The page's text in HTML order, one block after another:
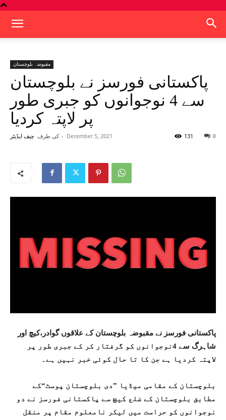
مقبوضہ بلوچستان
پاکستانی فورسز نے بلوچستان
سے 4 نوجوانوں کو جبری طور
پر لاپتہ کردیا
کی طرف چیف ایڈیٹر - December 5, 2021 0
131
پاکستانی فورسز نے مقبوضہ بلوچستان کے علاقوں گوادر،کیچ اور
شاہرگ سے 4نوجوانوں کو گرفتار کر کے جبری طور پر
لاپتہ کردیا ہے جن کا تا حال کوئی خبر نہیں ہے۔
بلوچستان کے مقامی میڈیا ”دی بلوچستان پوسٹ“کے
مطابق بلوچستان کے ضلع کیچ سے پاکستانی فورسز نے دو
نوجوانوں کو حراست میں لیکر نامعلوم مقام پر منقل